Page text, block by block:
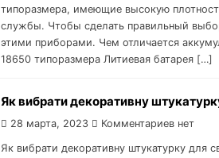
типоразмера, имеющие высокую
службы. Чтобы сделать правильный
этими приборами. Чем отличается
18650 типоразмера Литиевая батарея […]
Як вибрати декоративну
28 марта, 2023 Комментариев нет
Як вибрати декоративну штукатурку для